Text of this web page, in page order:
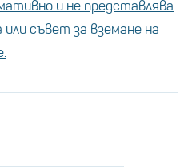
и не представлява
съвет за вземане на